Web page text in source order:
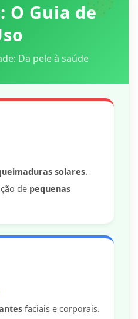
O Guia de
Da pele à saúde
solares.
de pequenas
faciais e corporais.